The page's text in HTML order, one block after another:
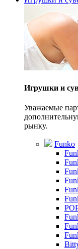
Игрушки и
Уважаемые
рынку.
Funko